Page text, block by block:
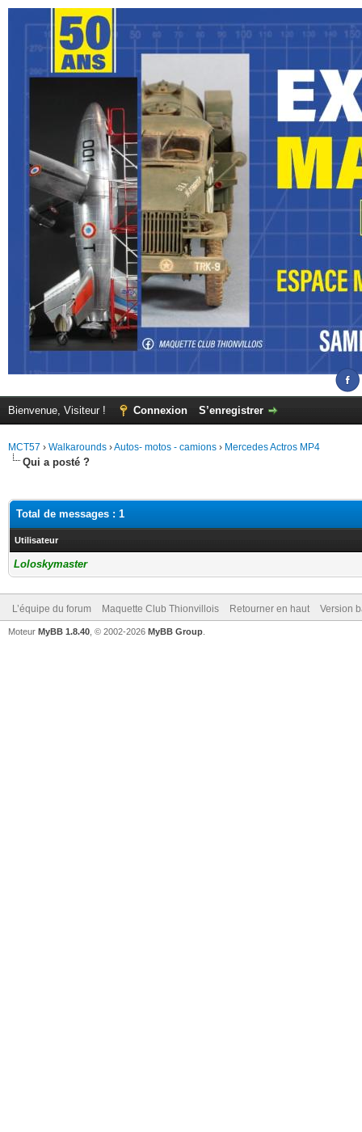
Bienvenue, Visiteur ! Connexion S’enregistrer
MCT57 › Walkarounds ›Autos- motos - camions › Mercedes Actros MP4
Qui a posté ?
Total de messages : 1
Utilisateur
Loloskymaster
L’équipe du forum Maquette Club Thionvillois Retourner en haut Version
Moteur MyBB 1.8.40 , © 2002-2026 MyBB Group